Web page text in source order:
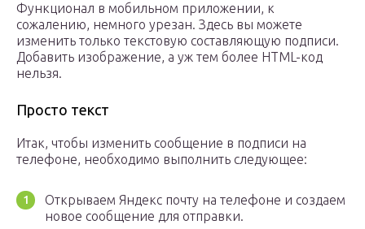
Функционал в мобильном приложении, к
сожалению, немного урезан. Здесь вы можете
изменить только текстовую составляющую подписи.
Добавить изображение, а уж тем более HTML-код
нельзя.
Просто текст
Итак, чтобы изменить сообщение в подписи на
телефоне, необходимо выполнить следующее:
Открываем Яндекс почту на телефоне и создаем
новое сообщение для отправки.